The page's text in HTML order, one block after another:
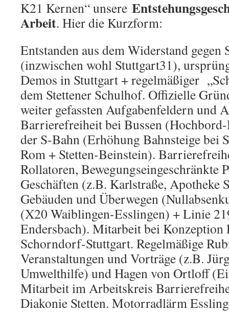
K21 Kernen“ unsere
Arbeit. Hier die Kurzform:
Entstanden aus dem Widerstand gegen
(inzwischen wohl Stuttgart31),
Demos in Stuttgart + regelmäßiger
dem Stettener Schulhof. Offizielle
weiter gefassten Aufgabenfeldern und
Barrierefreiheit bei Bussen
der S-Bahn (Erhöhung Bahnsteige bei
Rom + Stetten-Beinstein).
Rollatoren, Bewegungseingeschränkte
Geschäften (z.B. Karlstraße, Apotheke
Gebäuden und Überwegen
(X20 Waiblingen-Esslingen) + Linie
Endersbach). Mitarbeit bei Konzeption
Schorndorf-Stuttgart. Regelmäßige
Veranstaltungen und Vorträge (z.B.
Umwelthilfe) und Hagen von Ortloff
Mitarbeit im Arbeitskreis
Diakonie Stetten. Motorradlärm